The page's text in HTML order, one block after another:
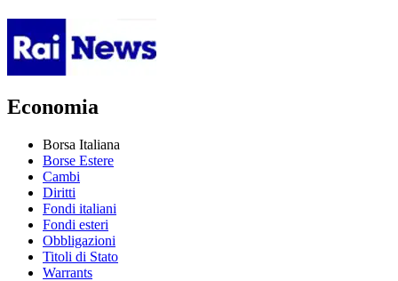
Economia
Borsa Italiana
Borse Estere
Cambi
Diritti
Fondi italiani
Fondi esteri
Obbligazioni
Titoli di Stato
Warrants